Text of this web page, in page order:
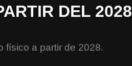
DEL 2028
físico a partir de 2028.